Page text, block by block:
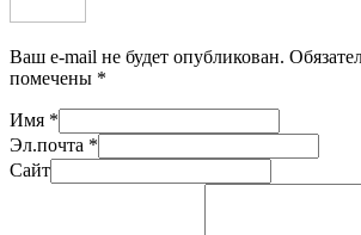
Ваш e-mail не будет опубликован.
помечены *
Имя *
Эл.почта *
Сайт